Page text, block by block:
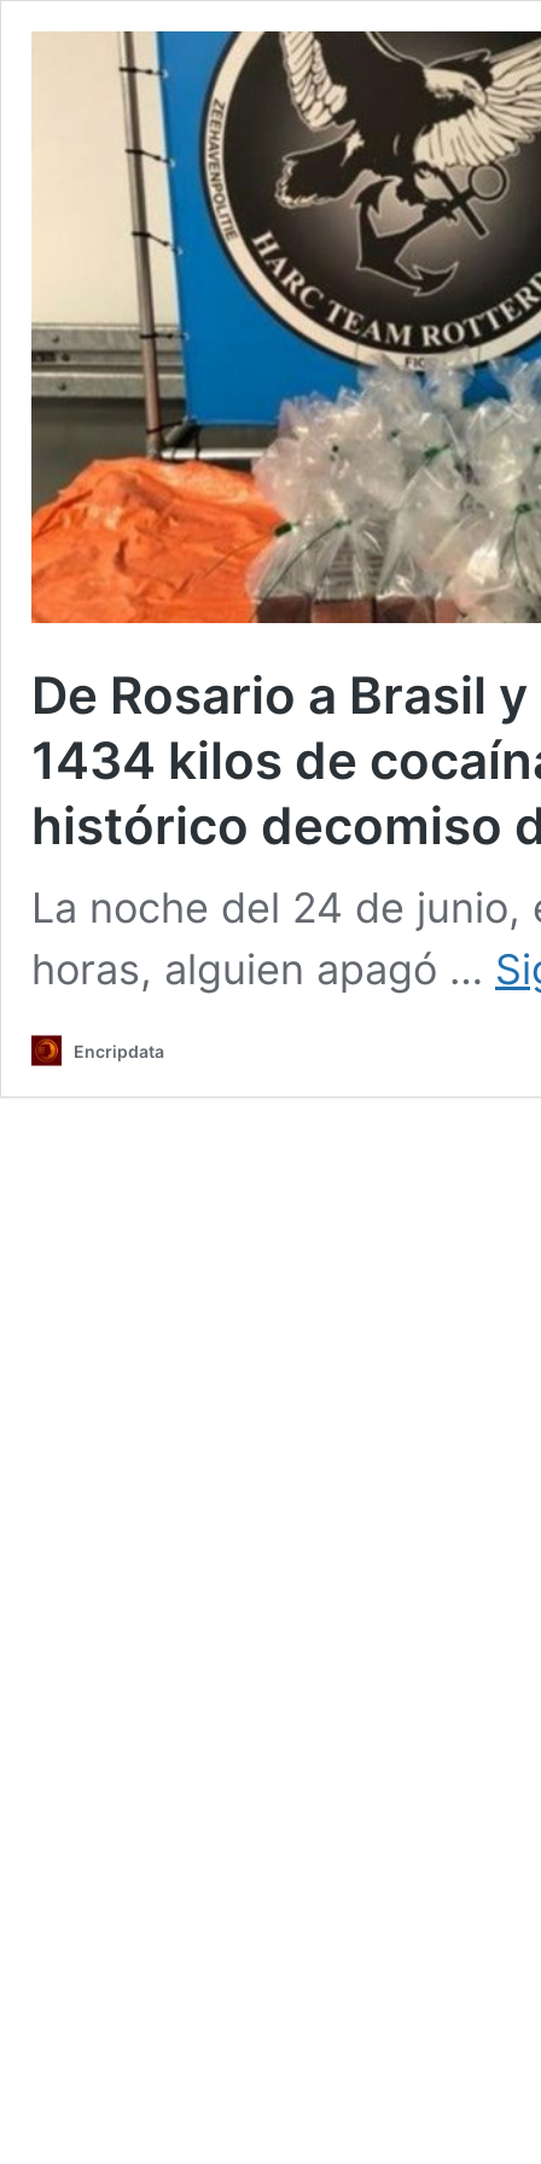
De Rosario a Brasil
1434 kilos de
histórico decomiso
La noche del 24 de
horas, alguien apagó …
Encripdata